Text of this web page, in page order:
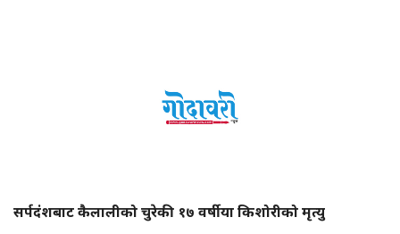
सर्पदंशबाट कैलालीको चुरेकी १७ वर्षीया किशोरीको मृत्यु